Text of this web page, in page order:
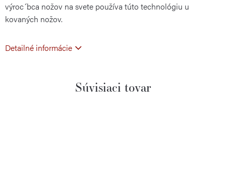
výroc´bca nožov na svete používa túto technológiu u
kovaných nožov.
Detailné informácie
Súvisiaci tovar